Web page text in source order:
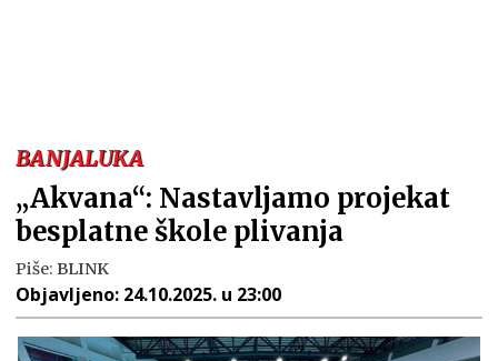
BANJALUKA
„Akvana“: Nastavljamo projekat
besplatne škole plivanja
Piše: BLINK
Objavljeno: 24.10.2025. u 23:00